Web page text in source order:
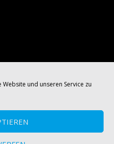
und unseren Service zu